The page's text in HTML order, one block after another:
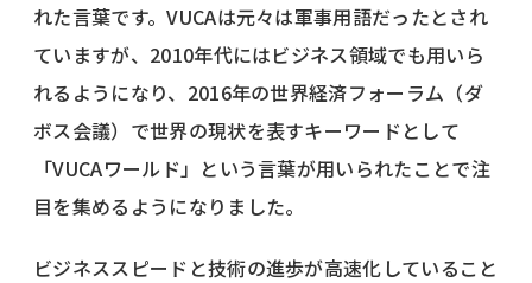
れた言葉です。VUCAは元々は軍事用語だったとされ
ていますが、2010年代にはビジネス領域でも用いら
れるようになり、2016年の世界経済フォーラム（ダ
ボス会議）で世界の現状を表すキーワードとして
「VUCAワールド」という言葉が用いられたことで注
目を集めるようになりました。
ビジネススピードと技術の進歩が高速化していること